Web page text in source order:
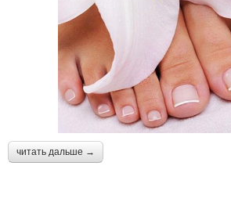
читать дальше →